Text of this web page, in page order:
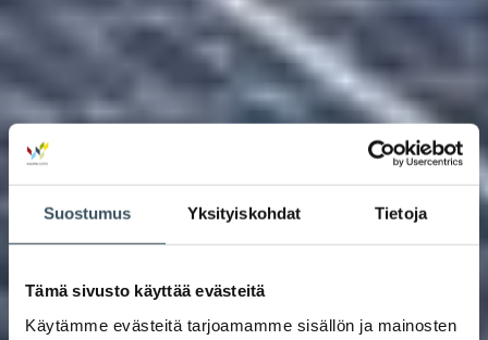
Suostumus Yksityiskohdat Tietoja
Tämä sivusto käyttää evästeitä
Käytämme evästeitä tarjoamamme sisällön ja mainosten